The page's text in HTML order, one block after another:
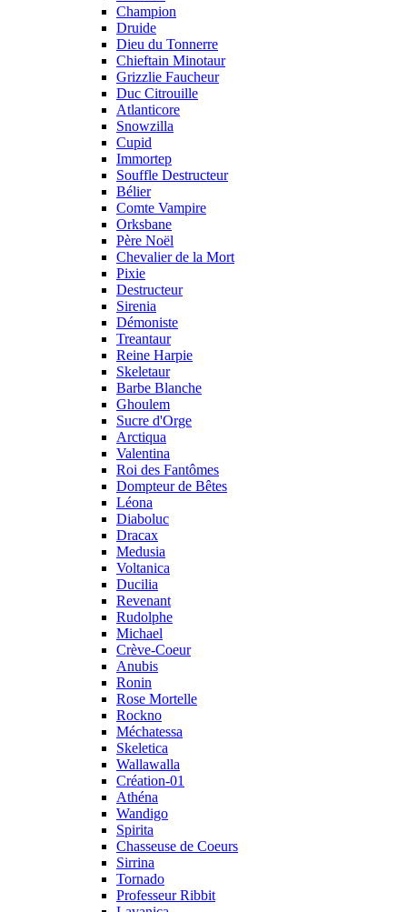
Champion
Druide
Dieu du Tonnerre
Chieftain Minotaur
Grizzlie Faucheur
Duc Citrouille
Atlanticore
Snowzilla
Cupid
Immortep
Souffle Destructeur
Bélier
Comte Vampire
Orksbane
Père Noël
Chevalier de la Mort
Pixie
Destructeur
Sirenia
Démoniste
Treantaur
Reine Harpie
Skeletaur
Barbe Blanche
Ghoulem
Sucre d'Orge
Arctiqua
Valentina
Roi des Fantômes
Dompteur de Bêtes
Léona
Diaboluc
Dracax
Medusia
Voltanica
Ducilia
Revenant
Rudolphe
Michael
Crève-Coeur
Anubis
Ronin
Rose Mortelle
Rockno
Méchatessa
Skeletica
Wallawalla
Création-01
Athéna
Wandigo
Spirita
Chasseuse de Coeurs
Sirrina
Tornado
Professeur Ribbit